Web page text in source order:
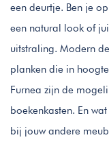
een deurtje. Ben je
een natural look of
uitstraling. Modern
planken die in
Furnea zijn de
boekenkasten. En
bij jouw andere